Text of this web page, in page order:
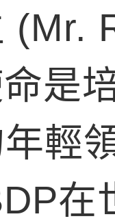
(Mr.
命是
輕
在